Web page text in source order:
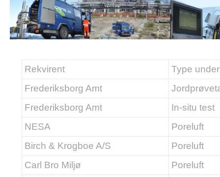
Rekvirent
Type
Frederiksborg Amt
Frederiksborg Amt
In-situ test
NESA
Poreluft
Birch & Krogboe A/S
Poreluft
Carl Bro Miljø
Poreluft